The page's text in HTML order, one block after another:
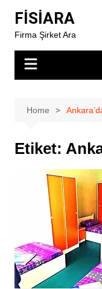
content
FİSİARA
Firma Şirket Ara
Home
Etiket: